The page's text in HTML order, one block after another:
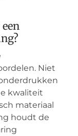
Niet
kwaliteit
materiaal
houdt de